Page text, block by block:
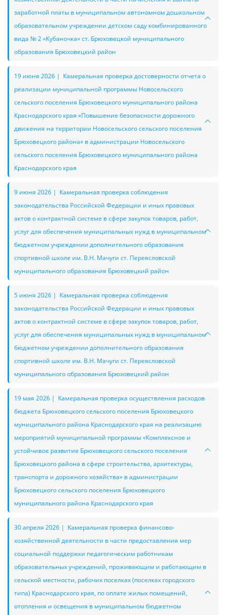
заработной платы в муниципальном автономном дошкольном
образовательном учреждении детском саду комбинированного
вида № 2 «Кубаночка» ст. Брюховецкой муниципального
образования Брюховецкий район
19 июня 2026 | Камеральная проверка достоверности отчета о
реализации муниципальной программы Новосельского
сельского поселения Брюховецкого муниципального района
Краснодарского края «Повышение безопасности дорожного
движения на территории Новосельского сельского поселения
Брюховецкого района» в администрации Новосельского
сельского поселения Брюховецкого муниципального района
Краснодарского края
9 июня 2026 | Камеральная проверка соблюдения
законодательства Российской Федерации и иных правовых
актов о контрактной системе в сфере закупок товаров, работ,
услуг для обеспечения муниципальных нужд в муниципальном
бюджетном учреждении дополнительного образования
спортивной школе им. В.Н. Мачуги ст. Переясловской
муниципального образования Брюховецкий район
5 июня 2026 | Камеральная проверка соблюдения
законодательства Российской Федерации и иных правовых
актов о контрактной системе в сфере закупок товаров, работ,
услуг для обеспечения муниципальных нужд в муниципальном
бюджетном учреждении дополнительного образования
спортивной школе им. В.Н. Мачуги ст. Переясловской
муниципального образования Брюховецкий район
19 мая 2026 | Камеральная проверка осуществления расходов
бюджета Брюховецкого сельского поселения Брюховецкого
муниципального района Краснодарского края на реализацию
мероприятий муниципальной программы «Комплексное и
устойчивое развитие Брюховецкого сельского поселения
Брюховецкого района в сфере строительства, архитектуры,
транспорта и дорожного хозяйства» в администрации
Брюховецкого сельского поселения Брюховецкого
муниципального района Краснодарского края
30 апреля 2026 | Камеральная проверка финансово-
хозяйственной деятельности в части предоставления мер
социальной поддержки педагогическим работникам
образовательных учреждений, проживающим и работающим в
сельской местности, рабочих поселках (поселках городского
типа) Краснодарского края, по оплате жилых помещений,
отопления и освещения в муниципальном бюджетном